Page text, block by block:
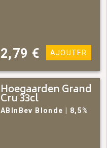
2,79 € AJOUTER
Hoegaarden Grand
Cru 33cl
ABInBev Blonde | 8,5%